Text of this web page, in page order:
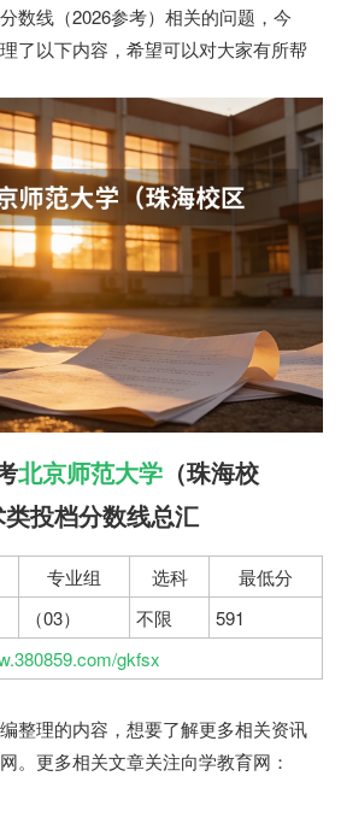
数线（2026参考）相关的问题，今
了以下内容，希望可以对大家有所帮
北京师范大学 （珠海校
投档分数线总汇
专业组 选科
最低分
（03） 不限
591
gkfsx
整理的内容，想要了解更多相关资讯
。更多相关文章关注向学教育网：